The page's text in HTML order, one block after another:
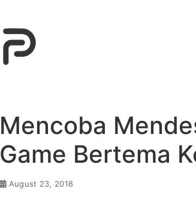
Mencoba
Game Bertema
August 23, 2018